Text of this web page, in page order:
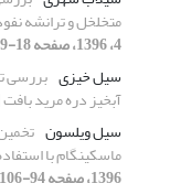
متخلخل و ترانشه نفوذ،
4، 1396، صفحه 18-29]
سیل خیزی بررسی
آبخیز دره مرید بافت
سیل ویلسون
ماسکینگام با
1396، صفحه 94-106]